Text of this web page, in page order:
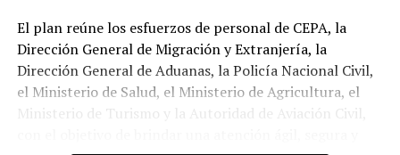
El plan reúne los esfuerzos de personal de CEPA, la
Dirección General de Migración y Extranjería, la
Dirección General de Aduanas, la Policía Nacional Civil,
el Ministerio de Salud, el Ministerio de Agricultura, el
Ministerio de Turismo y la Autoridad de Aviación Civil,